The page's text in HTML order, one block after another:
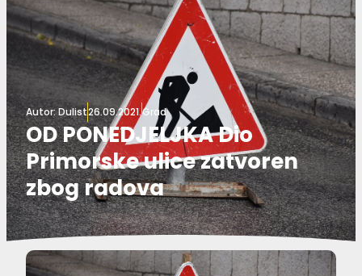
Autor:Dulist26.09.2021.Grad
OD PONEDJELJKA Dio
Primorske ulice zatvoren
zbog radova